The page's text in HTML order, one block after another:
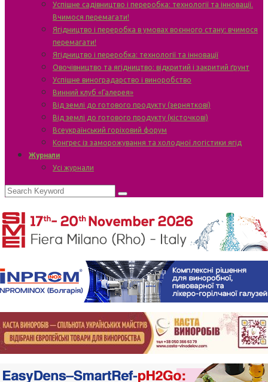
Успішне садівництво і переробка: технології та інновації.
Вчимося перемагати!
Ягідництво і переробка в умовах воєнного стану: вчимося
перемагати!
Ягідництво і переробка: технології та інновації
Овочівництво та ягідництво: відкритий і закритий ґрунт
Успішне виноградарство і виноробство
Винний клуб «Галерея»
Від землі до готового продукту (зерняткові)
Від землі до готового продукту (кісточкові)
Всеукраїнський горіховий форум
Конгрес із заморожування та холодної логістики ягід
Журнали
Усі журнали